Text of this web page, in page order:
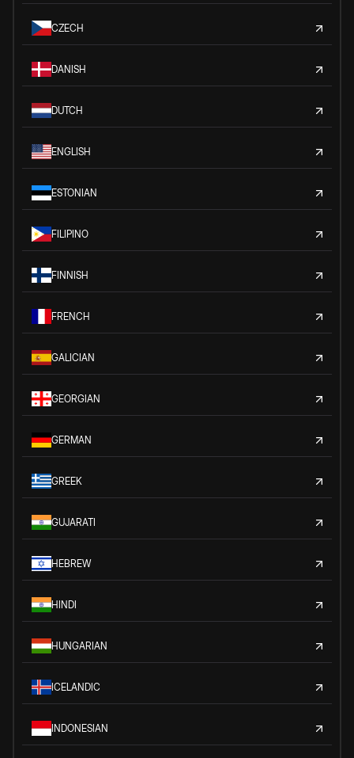
CZECH
DANISH
DUTCH
ENGLISH
ESTONIAN
FILIPINO
FINNISH
FRENCH
GALICIAN
GEORGIAN
GERMAN
GREEK
GUJARATI
HEBREW
HINDI
HUNGARIAN
ICELANDIC
INDONESIAN